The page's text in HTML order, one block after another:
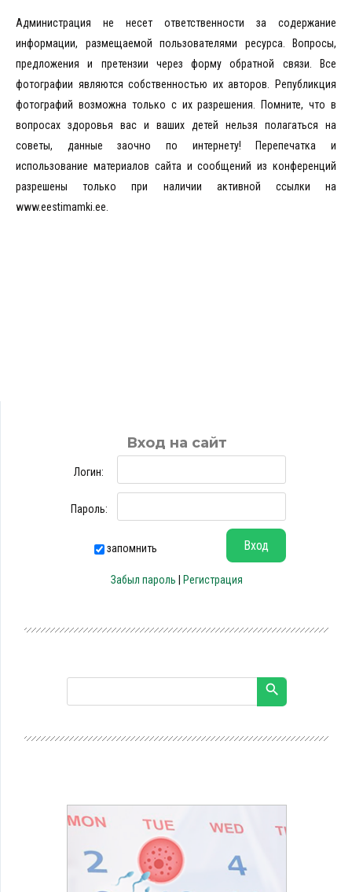
Администрация не несет ответственности за содержание
информации, размещаемой пользователями ресурса. Вопросы,
предложения и претензии через форму обратной связи. Все
фотографии являются собственностью их авторов. Републикция
фотографий возможна только с их разрешения. Помните, что в
вопросах здоровья вас и ваших детей нельзя полагаться на
советы, данные заочно по интернету! Перепечатка и
использование материалов сайта и сообщений из конференций
разрешены только при наличии активной ссылки на
www.eestimamki.ee.
Вход на сайт
Логин:
Пароль:
запомнить
Забыл пароль Регистрация